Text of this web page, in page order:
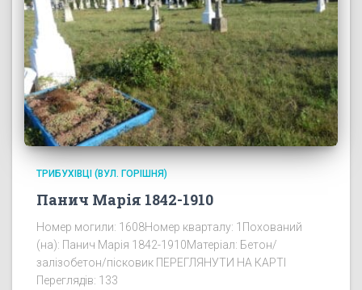
ТРИБУХІВЦІ (ВУЛ. ГОРІШНЯ)
Панич Марія 1842-1910
Номер могили: 1608Номер кварталу: 1Похований
(на): Панич Марія 1842-1910Матеріал: Бетон/
залізобетон/пісковик ПЕРЕГЛЯНУТИ НА КАРТІ
Переглядів: 133